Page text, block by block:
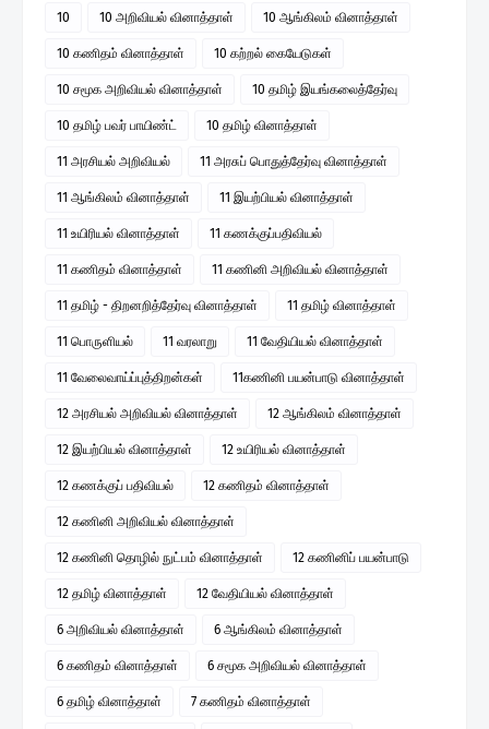
10 10 அறிவியல் வினாத்தாள் 10 ஆங்கிலம் வினாத்தாள்
10 கணிதம் வினாத்தாள் 10 கற்றல் கையேடுகள்
10 சமூக அறிவியல் வினாத்தாள் 10 தமிழ் இயங்கலைத்தேர்வு
10 தமிழ் பவர் பாயிண்ட் 10 தமிழ் வினாத்தாள்
11 அரசியல் அறிவியல் 11 அரசுப் பொதுத்தேர்வு வினாத்தாள்
11 ஆங்கிலம் வினாத்தாள் 11 இயற்பியல் வினாத்தாள்
11 உயிரியல் வினாத்தாள் 11 கணக்குப்பதிவியல்
11 கணிதம் வினாத்தாள் 11 கணினி அறிவியல் வினாத்தாள்
11 தமிழ் - திறனறித்தேர்வு வினாத்தாள் 11 தமிழ் வினாத்தாள்
11 பொருளியல் 11 வரலாறு 11 வேதியியல் வினாத்தாள்
11 வேலைவாய்ப்புத்திறன்கள் 11கணினி பயன்பாடு வினாத்தாள்
12 அரசியல் அறிவியல் வினாத்தாள் 12 ஆங்கிலம் வினாத்தாள்
12 இயற்பியல் வினாத்தாள் 12 உயிரியல் வினாத்தாள்
12 கணக்குப் பதிவியல் 12 கணிதம் வினாத்தாள்
12 கணினி அறிவியல் வினாத்தாள்
12 கணினி தொழில் நுட்பம் வினாத்தாள் 12 கணினிப் பயன்பாடு
12 தமிழ் வினாத்தாள் 12 வேதியியல் வினாத்தாள்
6 அறிவியல் வினாத்தாள் 6 ஆங்கிலம் வினாத்தாள்
6 கணிதம் வினாத்தாள் 6 சமூக அறிவியல் வினாத்தாள்
6 தமிழ் வினாத்தாள் 7 கணிதம் வினாத்தாள்